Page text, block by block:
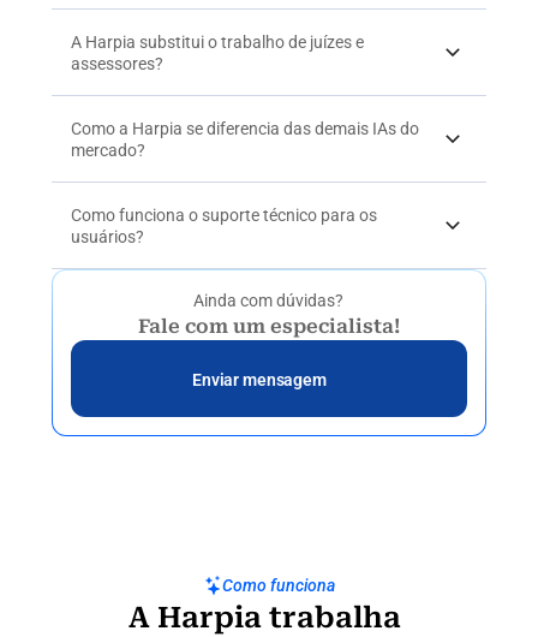
A Harpia substitui o trabalho de juízes e
assessores?
Como a Harpia se diferencia das demais IAs do
mercado?
Como funciona o suporte técnico para os
usuários?
Ainda com dúvidas?
Fale com um especialista!
Enviar mensagem
Como funciona
A Harpia trabalha